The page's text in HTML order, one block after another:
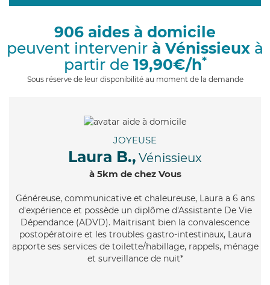
g
906 aides à domicile
peuvent intervenir à Vénissieux à
partir de 19,90€/h*
Sous réserve de leur disponibilité au moment de la demande
JOYEUSE
Laura B., Vénissieux
à 5km de chez Vous
Généreuse, communicative et chaleureuse, Laura a 6 ans
d'expérience et possède un diplôme d'Assistante De Vie
Dépendance (ADVD). Maitrisant bien la convalescence
postopératoire et les troubles gastro-intestinaux, Laura
apporte ses services de toilette/habillage, rappels, ménage
et surveillance de nuit*